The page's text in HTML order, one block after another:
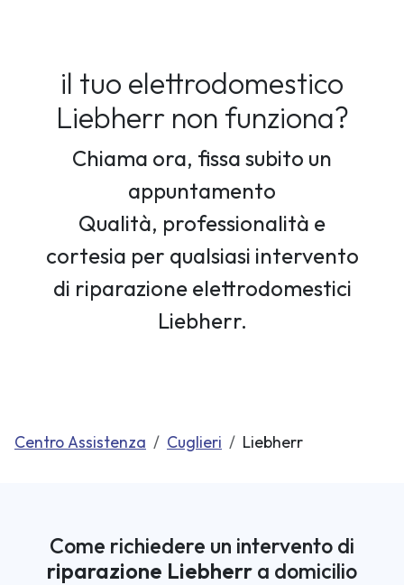
il tuo elettrodomestico
Liebherr non funziona?
Chiama ora, fissa subito un
appuntamento
Qualità, professionalità e
cortesia per qualsiasi intervento
di riparazione elettrodomestici
Liebherr.
Centro Assistenza Cuglieri Liebherr
Come richiedere un intervento di
riparazione Liebherr a domicilio